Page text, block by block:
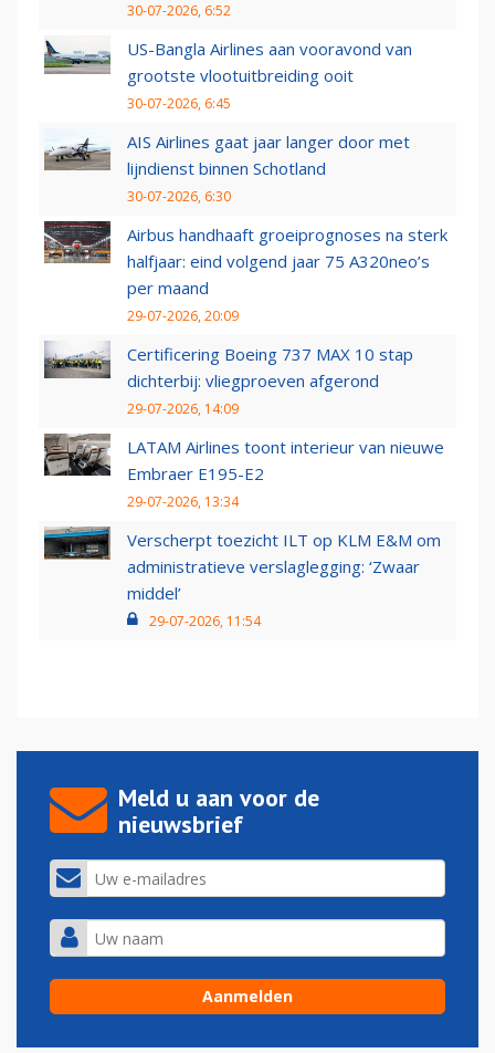
30-07-2026, 6:52
US-Bangla Airlines aan vooravond van
grootste vlootuitbreiding ooit
30-07-2026, 6:45
AIS Airlines gaat jaar langer door met
lijndienst binnen Schotland
30-07-2026, 6:30
Airbus handhaaft groeiprognoses na sterk
halfjaar: eind volgend jaar 75 A320neo’s
per maand
29-07-2026, 20:09
Certificering Boeing 737 MAX 10 stap
dichterbij: vliegproeven afgerond
29-07-2026, 14:09
LATAM Airlines toont interieur van nieuwe
Embraer E195-E2
29-07-2026, 13:34
Verscherpt toezicht ILT op KLM E&M om
administratieve verslaglegging: ‘Zwaar
middel’
29-07-2026, 11:54
Meld u aan voor de
nieuwsbrief